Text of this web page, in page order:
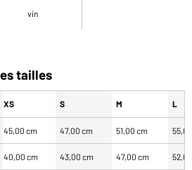
vin
tailles
XS S M L
45,00 cm 47,00 cm 51,00 cm
40,00 cm 43,00 cm 47,00 cm